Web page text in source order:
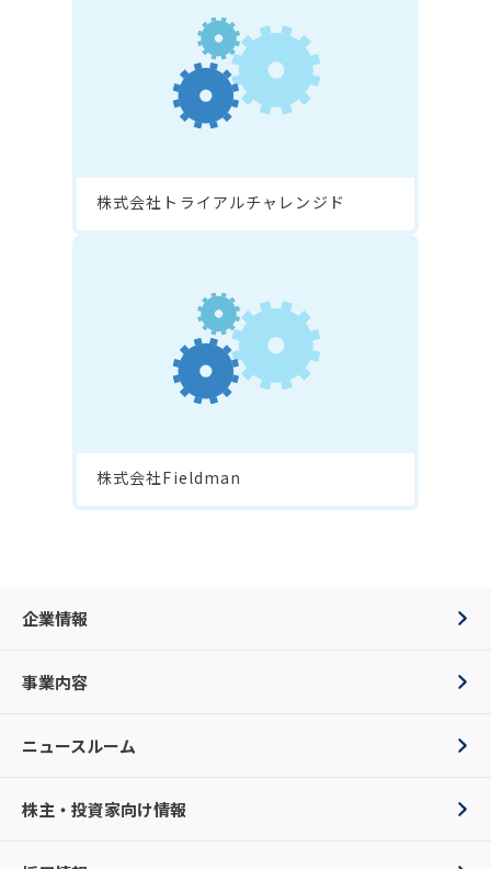
株式会社トライアルチャレンジド
株式会社Fieldman
企業情報
事業内容
ニュースルーム
株主・投資家向け情報